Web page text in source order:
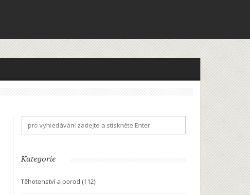
Kategorie
Těhotenství a porod (112)